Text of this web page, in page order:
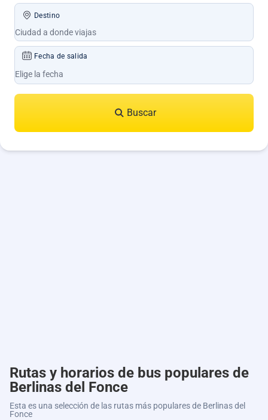
Destino
Fecha de salida
Buscar
Rutas y horarios de bus populares de
Berlinas del Fonce
Esta es una selección de las rutas más populares de Berlinas del
Fonce